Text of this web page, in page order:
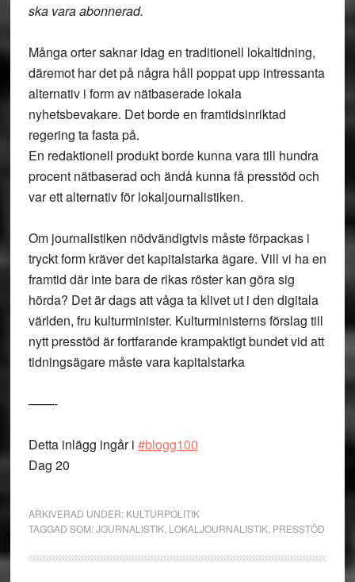
ska vara abonnerad.
Många orter saknar idag en traditionell lokaltidning,
däremot har det på några håll poppat upp intressanta
alternativ i form av nätbaserade lokala
nyhetsbevakare. Det borde en framtidsinriktad
regering ta fasta på.
En redaktionell produkt borde kunna vara till hundra
procent nätbaserad och ändå kunna få presstöd och
var ett alternativ för lokaljournalistiken.
Om journalistiken nödvändigtvis måste förpackas i
tryckt form kräver det kapitalstarka ägare. Vill vi ha en
framtid där inte bara de rikas röster kan göra sig
hörda? Det är dags att våga ta klivet ut i den digitala
världen, fru kulturminister. Kulturministerns förslag till
nytt presstöd är fortfarande krampaktigt bundet vid att
tidningsägare måste vara kapitalstarka
——-
Detta inlägg ingår i #blogg100
Dag 20
ARKIVERAD UNDER: KULTURPOLITIK
TAGGAD SOM:JOURNALISTIK, LOKALJOURNALISTIK, PRESSTÖD